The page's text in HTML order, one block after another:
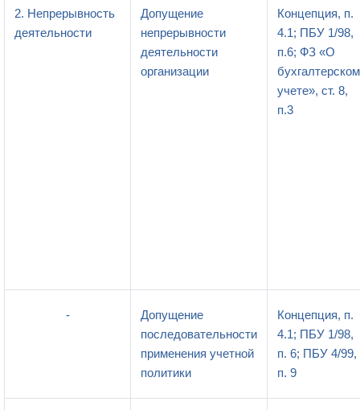
2. Непрерывность
деятельности
Допущение
непрерывности
деятельности
организации
Концепция, п.
4.1; ПБУ 1/98,
п.6; ФЗ «О
бухгалтерском
учете», ст. 8,
п.3
-
Допущение
последовательности
применения учетной
политики
Концепция, п.
4.1; ПБУ 1/98,
п. 6; ПБУ 4/99,
п. 9